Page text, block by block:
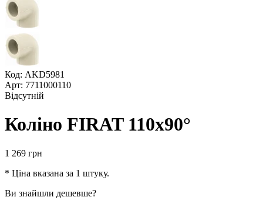
Код: AKD5981
Арт: 7711000110
Відсутній
Коліно FIRAT 110х90°
1 269 грн
* Ціна вказана за 1 штуку.
Ви знайшли дешевше?